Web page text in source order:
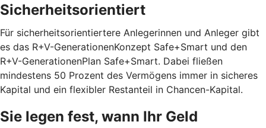
Sicherheitsorientiert
Für sicherheitsorientiertere Anlegerinnen und Anleger gibt
es das R+V-GenerationenKonzept Safe+Smart und den
R+V-GenerationenPlan Safe+Smart. Dabei fließen
mindestens 50 Prozent des Vermögens immer in sicheres
Kapital und ein flexibler Restanteil in Chancen-Kapital.
Sie legen fest, wann Ihr Geld